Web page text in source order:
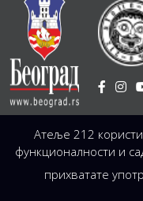
Установа Културе /
Централа (управа,
+381 11 3246 146;
+381 11 3246
Сва Права Задржана ©
Атеље 212
функционалности и
прихватате